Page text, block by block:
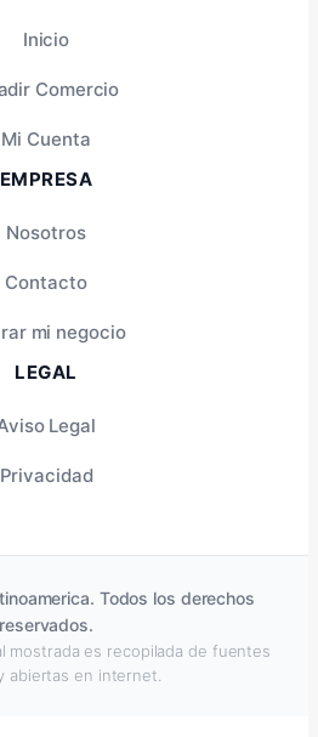
Inicio
Comercio
Mi Cuenta
EMPRESA
Nosotros
Contacto
mi negocio
LEGAL
Legal
Privacidad
Todos los derechos
reservados.
mostrada es recopilada de fuentes
abiertas en internet.